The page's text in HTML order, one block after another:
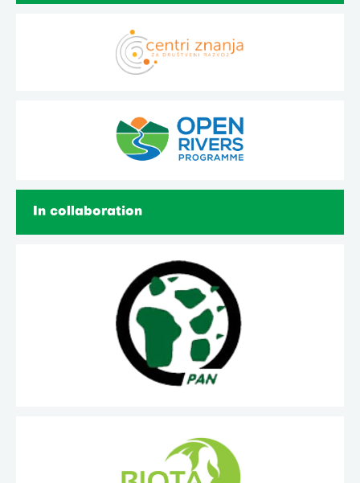
In collaboration